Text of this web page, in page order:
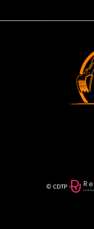
© CDTP -